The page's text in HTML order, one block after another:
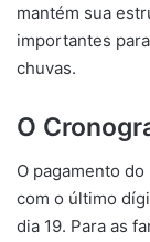
mantém sua
importantes
chuvas.
O
O pagamento
com o último
dia 19. Para as